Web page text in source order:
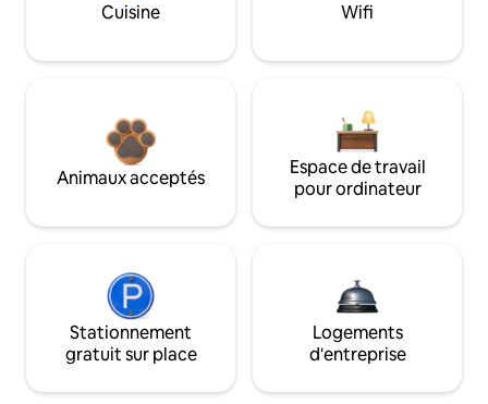
Cuisine Wifi
Animaux acceptés
Espace de travail
pour ordinateur
Stationnement
gratuit sur place
Logements
d'entreprise